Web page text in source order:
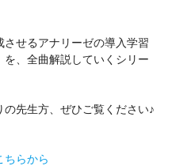
せるアナリーゼの導入学習
、全曲解説していくシリー
先生方、ぜひご覧ください♪
ちらから